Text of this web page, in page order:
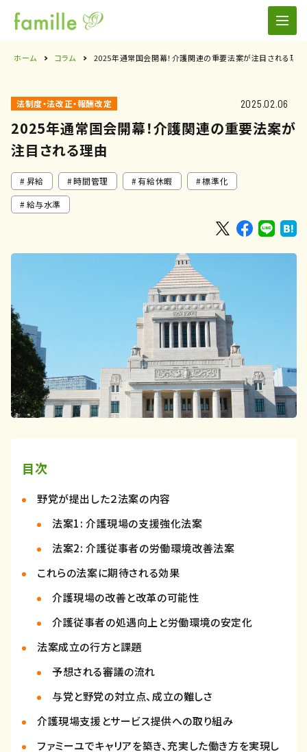
ホーム コラム 2025年通常国会開幕！介護関連の重要法案が注目される理由
法制度・法改正・報酬改定 2025.02.06
2025年通常国会開幕！介護関連の重要法案が
注目される理由
昇給 時間管理 有給休暇
標準化
給与水準
目次
野党が提出した２法案の内容
法案1: 介護現場の支援強化法案
法案2: 介護従事者の労働環境改善法案
これらの法案に期待される効果
介護現場の改善と改革の可能性
介護従事者の処遇向上と労働環境の安定化
法案成立の行方と課題
予想される審議の流れ
与党と野党の対立点、成立の難しさ
介護現場支援とサービス提供への取り組み
ファミーユでキャリアを築き、充実した働き方を実現し